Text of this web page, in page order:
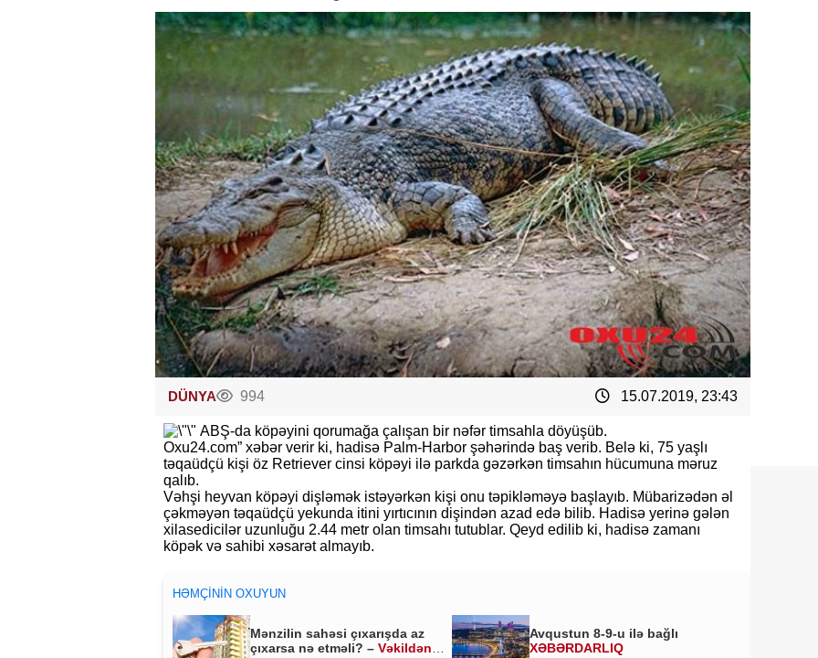
DÜNYA 994 15.07.2019, 23:43
ABŞ-da köpəyini qorumağa çalışan bir nəfər timsahla döyüşüb.
Oxu24.com” xəbər verir ki, hadisə Palm-Harbor şəhərində baş verib. Belə ki, 75 yaşlı
təqaüdçü kişi öz Retriever cinsi köpəyi ilə parkda gəzərkən timsahın hücumuna məruz
qalıb.
Vəhşi heyvan köpəyi dişləmək istəyərkən kişi onu təpikləməyə başlayıb. Mübarizədən əl
çəkməyən təqaüdçü yekunda itini yırtıcının dişindən azad edə bilib. Hadisə yerinə gələn
xilasedicilər uzunluğu 2.44 metr olan timsahı tutublar. Qeyd edilib ki, hadisə zamanı
köpək və sahibi xəsarət almayıb.
HƏMÇININ OXUYUN
Mənzilin sahəsi çıxarışda az
çıxarsa nə etməli? –Vəkildən
Avqustun 8-9-u ilə bağlı
XƏBƏRDARLIQ